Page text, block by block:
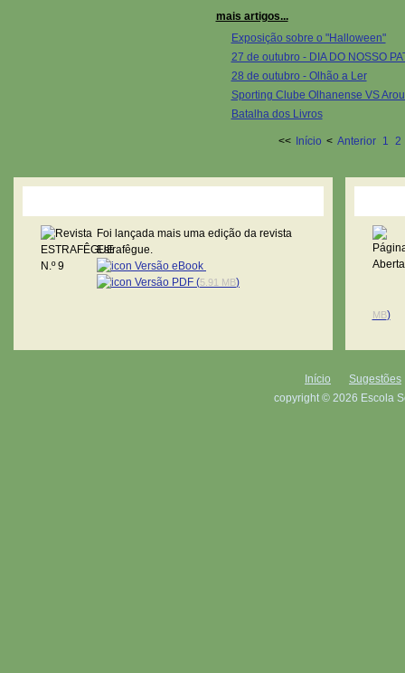
mais artigos...
Exposição sobre o "Halloween"
27 de outubro - DIA DO NOSSO
28 de outubro - Olhão a Ler
Sporting Clube Olhanense VS
Batalha dos Livros
<< Início < Anterior 1 2
Foi lançada mais uma edição da revista
Estrafêgue.
Versão eBook
Versão PDF (5.91 MB)
MB)
Início
Sugestões
copyright © 2026 Escola